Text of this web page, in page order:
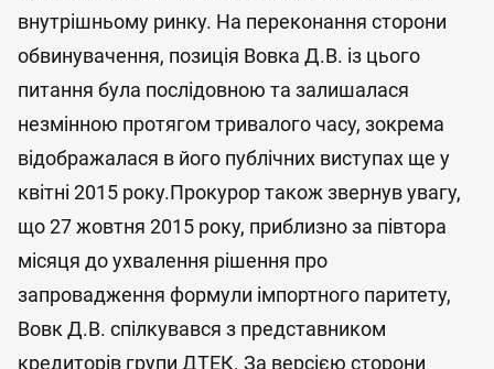
внутрішньому ринку. На переконання сторони
обвинувачення, позиція Вовка Д.В. із цього
питання була послідовною та залишалася
незмінною протягом тривалого часу, зокрема
відображалася в його публічних виступах ще у
квітні 2015 року.Прокурор також звернув увагу,
що 27 жовтня 2015 року, приблизно за півтора
місяця до ухвалення рішення про
запровадження формули імпортного паритету,
Вовк Д.В. спілкувався з представником
кредиторів групи ДТЕК. За версією сторони